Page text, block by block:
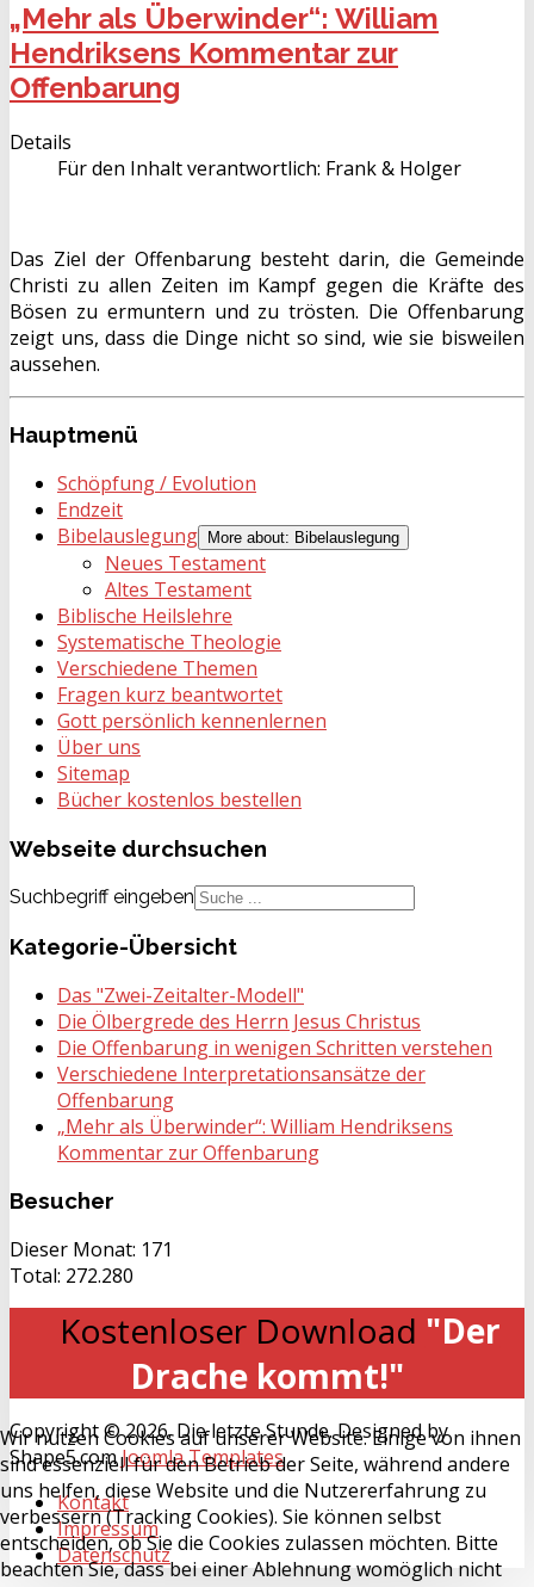
„Mehr als Überwinder“: William
Hendriksens Kommentar zur
Offenbarung
Details
Für den Inhalt verantwortlich: Frank & Holger
Das Ziel der Offenbarung besteht darin, die Gemeinde
Christi zu allen Zeiten im Kampf gegen die Kräfte des
Bösen zu ermuntern und zu trösten. Die Offenbarung
zeigt uns, dass die Dinge nicht so sind, wie sie bisweilen
aussehen.
Hauptmenü
Schöpfung / Evolution
Endzeit
Bibelauslegung
More about: Bibelauslegung
Neues Testament
Altes Testament
Biblische Heilslehre
Systematische Theologie
Verschiedene Themen
Fragen kurz beantwortet
Gott persönlich kennenlernen
Über uns
Sitemap
Bücher kostenlos bestellen
Webseite durchsuchen
Suchbegriff eingeben
Kategorie-Übersicht
Das "Zwei-Zeitalter-Modell"
Die Ölbergrede des Herrn Jesus Christus
Die Offenbarung in wenigen Schritten verstehen
Verschiedene Interpretationsansätze der
Offenbarung
„Mehr als Überwinder“: William Hendriksens
Kommentar zur Offenbarung
Besucher
Dieser Monat: 171
Total: 272.280
Kostenloser Download "Der
Drache kommt!"
Copyright © 2026. Die letzte Stunde. Designed by
Shape5.comJoomla Templates
Kontakt
Impressum
Datenschutz
Wir nutzen Cookies auf unserer Website. Einige von ihnen
sind essenziell für den Betrieb der Seite, während andere
uns helfen, diese Website und die Nutzererfahrung zu
verbessern (Tracking Cookies). Sie können selbst
entscheiden, ob Sie die Cookies zulassen möchten. Bitte
beachten Sie, dass bei einer Ablehnung womöglich nicht